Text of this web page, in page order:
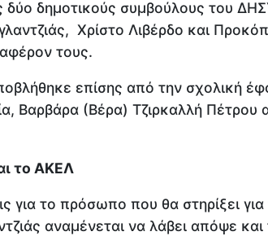
δύο δημοτικούς συμβούλους του
Χρίστο Λιβέρδο και
τους.
επίσης από την σχολική
Βαρβάρα (Βέρα) Τζιρκαλλή Πέτρου
το ΑΚΕΛ
για το πρόσωπο που θα στηρίξει για
αναμένεται να λάβει απόψε